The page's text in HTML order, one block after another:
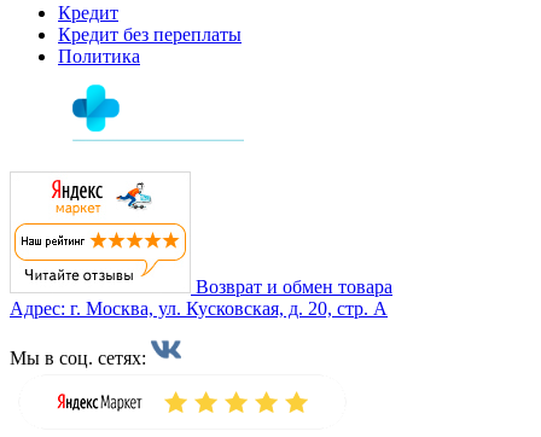
Кредит
Кредит без переплаты
Политика
Возврат и обмен товара
Адрес: г. Москва, ул. Кусковская, д. 20, стр. А
Мы в соц. сетях: